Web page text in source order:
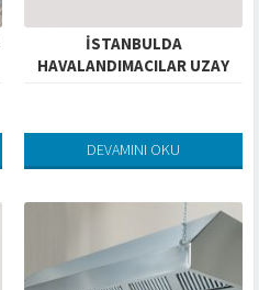
ISTANBULDA
HAVALANDIMACILAR UZAY
DEVAMINI OKU